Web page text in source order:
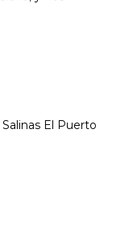
El Puerto